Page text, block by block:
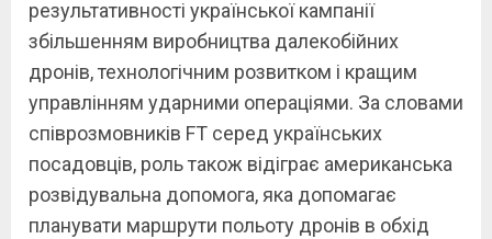
результативності української кампанії
збільшенням виробництва далекобійних
дронів, технологічним розвитком і кращим
управлінням ударними операціями. За словами
співрозмовників FT серед українських
посадовців, роль також відіграє американська
розвідувальна допомога, яка допомагає
планувати маршрути польоту дронів в обхід